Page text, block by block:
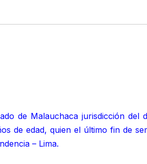
de Malauchaca jurisdicción del
de edad, quien el último fin de
– Lima.